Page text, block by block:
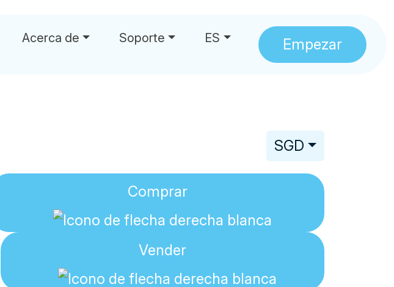
Acerca de Soporte ES Empezar
SGD
Comprar
Vender